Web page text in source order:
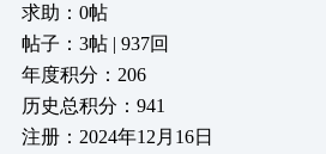
求助：0帖
帖子：3帖 | 937回
年度积分：206
历史总积分：941
注册：2024年12月16日